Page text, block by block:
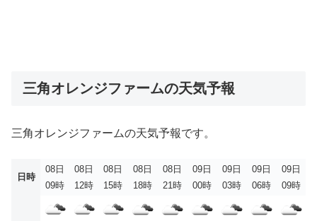
三角オレンジファームの天気予報
三角オレンジファームの天気予報です。
日時
08日
09時
08日
12時
08日
15時
08日
18時
08日
21時
09日
00時
09日
03時
09日
06時
09日
09時